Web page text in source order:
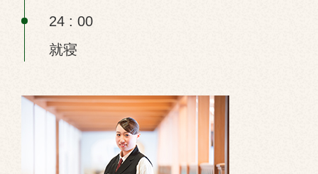
24 : 00
就寝